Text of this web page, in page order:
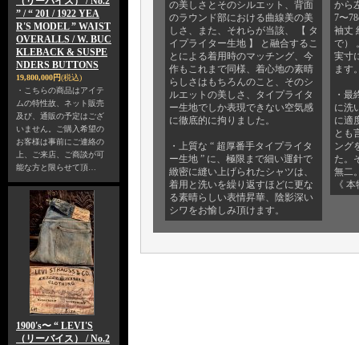
” / “ 201 / 1922 YEA
R'S MODEL ” WAIST
OVERALLS / W. BUC
KLEBACK & SUSPE
NDERS BUTTONS
19,800,000円(税込)
・こちらの商品はアイテ
ムの特性故、ネット販売
及び、通販の予定はござ
いません。ご購入希望の
お客様は事前にご連絡の
上、ご来店、ご商談が可
能な方と限らせて頂…
1900's〜 “ LEVI'S
（リーバイス） / No.2
の美しさとそのシルエット、背面
のラウンド部における曲線美の美
しさ、また、それらが当該、 【 タ
イプライター生地 】 と融合するこ
とによる着用時のマッチング、今
作もこれまで同様、着心地の素晴
らしさはもちろんのこと、そのシ
ルエットの美しさ、タイプライタ
ー生地でしか表現できない空気感
に徹底的に拘りました。
・上質な “ 超厚番手タイプライタ
ー生地 ” に、極限まで細い運針で
緻密に縫い上げられたシャツは、
着用と洗いを繰り返すほどに更な
る素晴らしい表情昇華、陰影深い
シワをお愉しみ頂けます。
から
7〜
袖丈
で）
実寸
ます
・最
に洗
に適
とも
ング
た。
無二
《